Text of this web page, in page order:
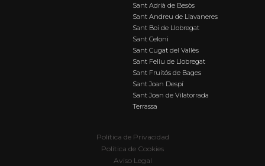
Sant Adrià de Besòs
Sant Andreu de Llavaneres
Sant Boi de Llobregat
Sant Celoni
Sant Cugat del Vallès
Sant Feliu de Llobregat
Sant Fruitós de Bages
Sant Joan Despí
Sant Joan de Vilatorrada
Terrassa
Política de Privacidad
Política de Cookies
Aviso Legal